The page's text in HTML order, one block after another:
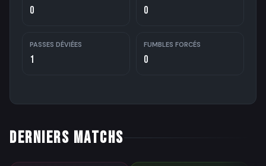
0 0
PASSES DÉVIÉES
1
FUMBLES FORCÉS
0
DERNIERS MATCHS